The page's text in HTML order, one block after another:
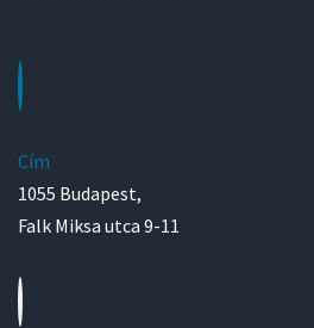
Cím
1055 Budapest,
Falk Miksa utca 9-11